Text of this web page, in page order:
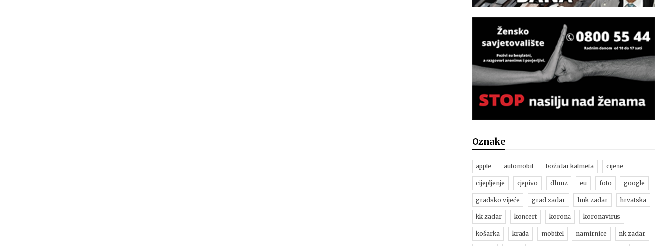
Oznake
apple automobil božidar kalmeta cijene
cijepljenje cjepivo dhmz eu foto google
gradsko vijeće grad zadar hnk zadar hrvatska
kk zadar koncert korona koronavirus
košarka krađa mobitel namirnice nk zadar